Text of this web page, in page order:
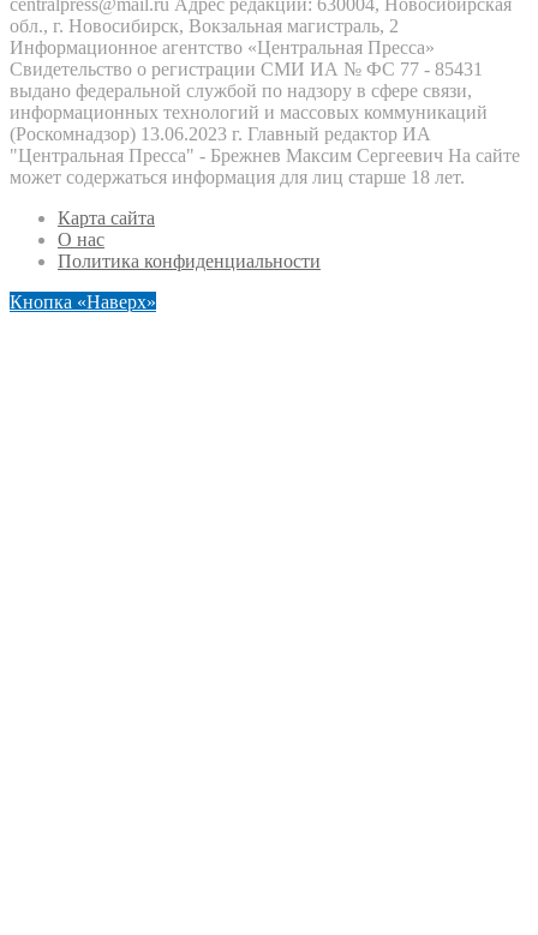
обл., г. Новосибирск, Вокзальная магистраль, 2
Информационное агентство «Центральная Пресса»
Свидетельство о регистрации СМИ ИА № ФС 77 - 85431
выдано федеральной службой по надзору в сфере связи,
информационных технологий и массовых коммуникаций
(Роскомнадзор) 13.06.2023 г. Главный редактор ИА
"Центральная Пресса" - Брежнев Максим Сергеевич На сайте
может содержаться информация для лиц старше 18 лет.
Карта сайта
О нас
Политика конфиденциальности
Кнопка «Наверх»